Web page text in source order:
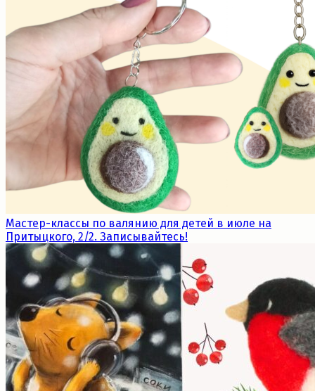
Мастер-классы по валянию для детей в июле на
Притыцкого, 2/2. Записывайтесь!